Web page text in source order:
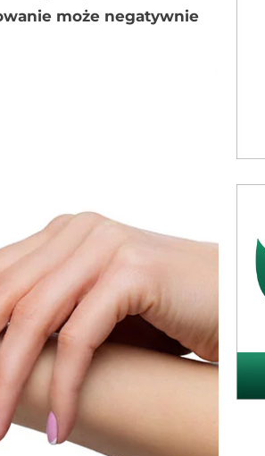
może negatywnie